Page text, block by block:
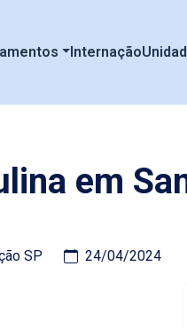
Internação
em
SP 24/04/2024